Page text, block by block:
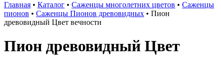
Главная • Каталог • Саженцы многолетних цветов • Саженцы
пионов • Саженцы Пионов древовидных • Пион
древовидный Цвет вечности
Пион древовидный Цвет